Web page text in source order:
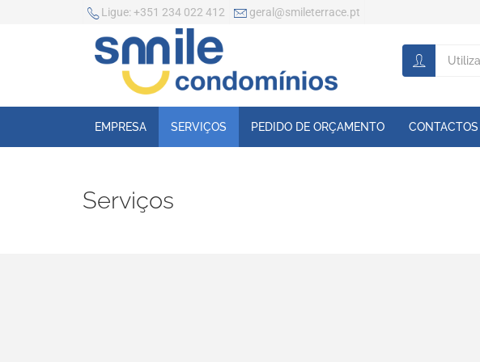
Ligue: +351 234 022 412 geral@smileterrace.pt
EMPRESA SERVIÇOS PEDIDO DE ORÇAMENTO CONTACTOS
Serviços